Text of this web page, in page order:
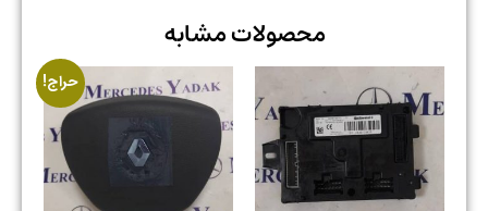
محصولات مشابه
حراج!